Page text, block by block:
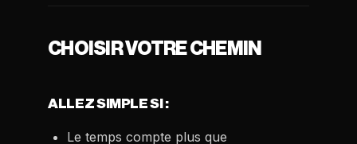
CHOISIR VOTRE CHEMIN
ALLEZ SIMPLE SI :
Le temps compte plus que